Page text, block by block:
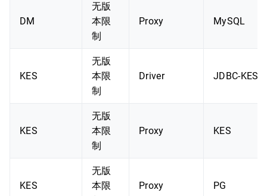
DM
无版
本限
制
Proxy MySQL
KES
无版
本限
制
Driver JDBC-KES
KES
无版
本限
制
Proxy KES
KES
无版
本限
Proxy PG